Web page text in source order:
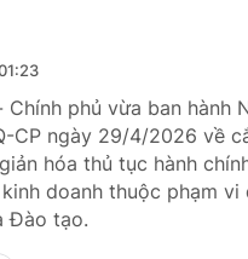
Chính phủ vừa ban hành
CP ngày 29/4/2026 về
hóa thủ tục hành
doanh thuộc phạm vi
Đào tạo.